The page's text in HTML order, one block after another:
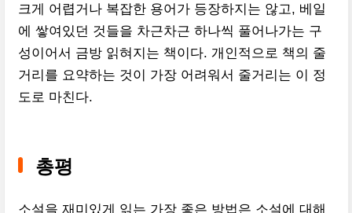
크게 어렵거나 복잡한 용어가 등장하지는 않고, 베일
에 쌓여있던 것들을 차근차근 하나씩 풀어나가는 구
성이어서 금방 읽혀지는 책이다. 개인적으로 책의 줄
거리를 요약하는 것이 가장 어려워서 줄거리는 이 정
도로 마친다.
총평
소설을 재미있게 읽는 가장 좋은 방법은 소설에 대해